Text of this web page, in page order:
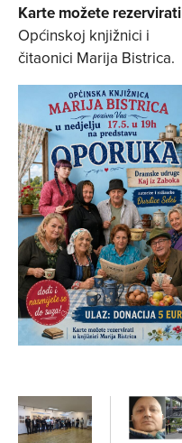
Karte možete rezervirati
Općinskoj knjižnici i
čitaonici Marija Bistrica.